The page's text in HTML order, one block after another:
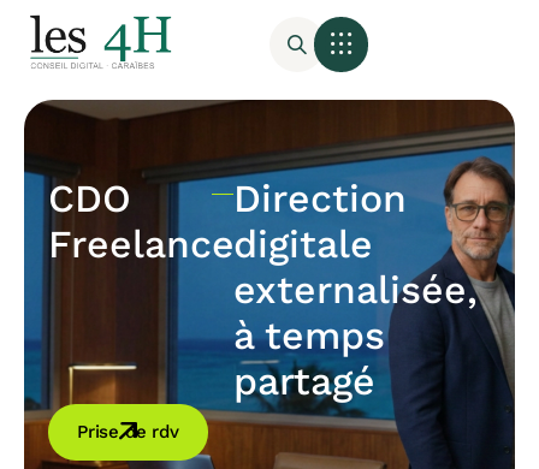
CDO
Freelance
Direction
digitale
externalisée,
à temps
partagé
Prise de rdv